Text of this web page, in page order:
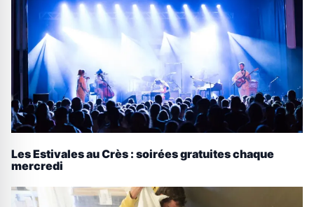
Les Estivales au Crès : soirées gratuites chaque
mercredi